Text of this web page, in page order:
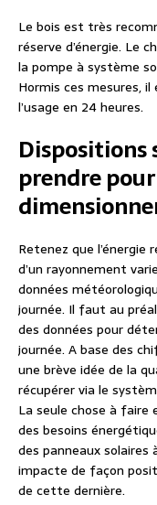
Le bois est très
réserve d’énergie. Le
la pompe à système
Hormis ces mesures,
l’usage en 24 heures.
Dispositions
prendre
Retenez que l’énergie
d’un rayonnement
données
journée. Il faut au
des données pour
journée. A base des
une brève idée de la
récupérer via le
La seule chose à
des besoins
des panneaux solaires
impacte de façon
de cette dernière.